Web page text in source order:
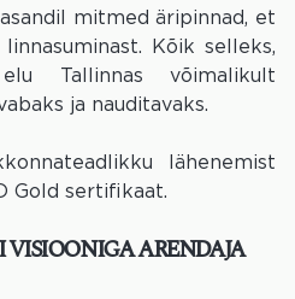
mitmed äripinnad, et
Kõik selleks,
Tallinnas võimalikult
ja nauditavaks.
lähenemist
Gold sertifikaat.
arendaja